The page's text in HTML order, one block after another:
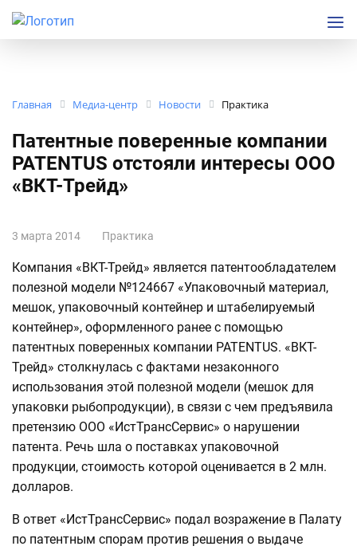
Главная Медиа-центр Новости Практика
Патентные поверенные компании
PATENTUS отстояли интересы ООО
«ВКТ-Трейд»
3 марта 2014 Практика
Компания «ВКТ-Трейд» является патентообладателем
полезной модели №124667 «Упаковочный материал,
мешок, упаковочный контейнер и штабелируемый
контейнер», оформленного ранее с помощью
патентных поверенных компании PATENTUS. «ВКТ-
Трейд» столкнулась с фактами незаконного
использования этой полезной модели (мешок для
упаковки рыбопродукции), в связи с чем предъявила
претензию ООО «ИстТрансСервис» о нарушении
патента. Речь шла о поставках упаковочной
продукции, стоимость которой оценивается в 2 млн.
долларов.
В ответ «ИстТрансСервис» подал возражение в Палату
по патентным спорам против решения о выдаче